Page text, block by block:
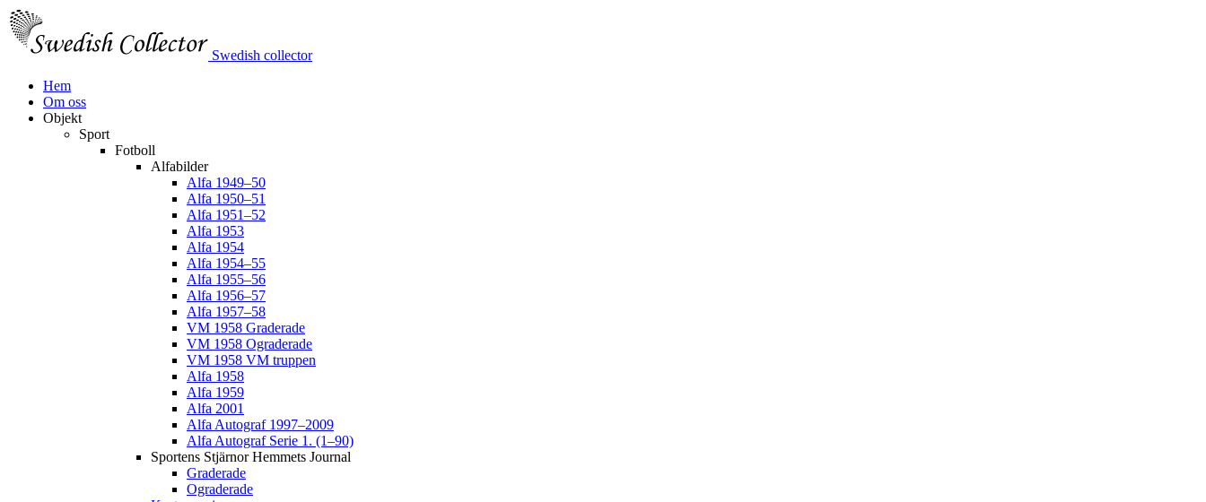
Swedish collector
Hem
Om oss
Objekt
Sport
Fotboll
Alfabilder
Alfa 1949–50
Alfa 1950–51
Alfa 1951–52
Alfa 1953
Alfa 1954
Alfa 1954–55
Alfa 1955–56
Alfa 1956–57
Alfa 1957–58
VM 1958 Graderade
VM 1958 Ograderade
VM 1958 VM truppen
Alfa 1958
Alfa 1959
Alfa 2001
Alfa Autograf 1997–2009
Alfa Autograf Serie 1. (1–90)
Sportens Stjärnor Hemmets Journal
Graderade
Ograderade